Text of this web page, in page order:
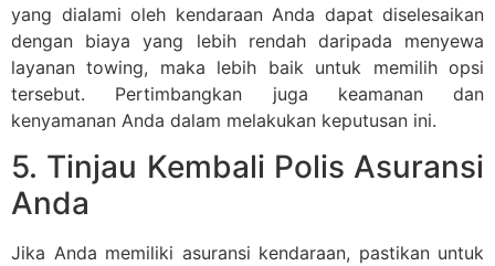
yang dialami oleh kendaraan Anda dapat diselesaikan
dengan biaya yang lebih rendah daripada menyewa
layanan towing, maka lebih baik untuk memilih opsi
tersebut. Pertimbangkan juga keamanan dan
kenyamanan Anda dalam melakukan keputusan ini.
5. Tinjau Kembali Polis Asuransi
Anda
Jika Anda memiliki asuransi kendaraan, pastikan untuk